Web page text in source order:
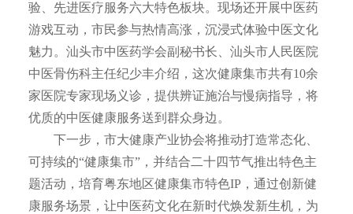
验、先进医疗服务六大特色板块。现场还开展中医药
游戏互动，市民参与热情高涨，沉浸式体验中医文化
魅力。汕头市中医药学会副秘书长、汕头市人民医院
中医骨伤科主任纪少丰介绍，这次健康集市共有10余
家医院专家现场义诊，提供辨证施治与慢病指导，将
优质的中医健康服务送到群众身边。
下一步，市大健康产业协会将推动打造常态化、
可持续的“健康集市”，并结合二十四节气推出特色主
题活动，培育粤东地区健康集市特色IP，通过创新健
康服务场景，让中医药文化在新时代焕发新生机，为